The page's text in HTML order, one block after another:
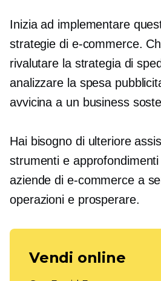
Inizia ad implementare
strategie di e-commerce.
rivalutare la strategia di
analizzare la spesa
avvicina a un business
Hai bisogno di ulteriore
strumenti e
aziende di e-commerce a
operazioni e prosperare.
Vendi online